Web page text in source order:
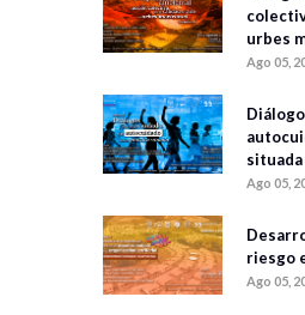
urbes
Ago 05,
situada
Ago 05,
riesgo
Ago 05,